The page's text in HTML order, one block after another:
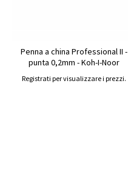
Penna a china Professional II -
punta 0,2mm - Koh-I-Noor
Registrati per visualizzare i prezzi.